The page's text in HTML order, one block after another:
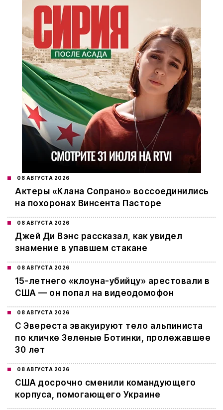
08 АВГУСТА 2026
Актеры «Клана Сопрано» воссоединились
на похоронах Винсента Пасторе
08 АВГУСТА 2026
Джей Ди Вэнс рассказал, как увидел
знамение в упавшем стакане
08 АВГУСТА 2026
15-летнего «клоуна-убийцу» арестовали в
США — он попал на видеодомофон
08 АВГУСТА 2026
С Эвереста эвакуируют тело альпиниста
по кличке Зеленые Ботинки, пролежавшее
30 лет
08 АВГУСТА 2026
США досрочно сменили командующего
корпуса, помогающего Украине